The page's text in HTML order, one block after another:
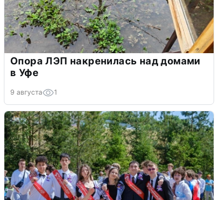
Опора ЛЭП накренилась над домами
в Уфе
9 августа 1